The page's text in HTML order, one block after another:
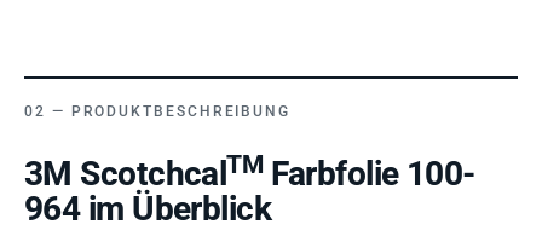
PRODUKTBESCHREIBUNG
3M ScotchcalTM Farbfolie 100-
964 im Überblick